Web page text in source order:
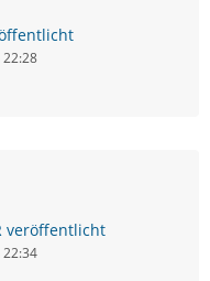
veröffentlicht